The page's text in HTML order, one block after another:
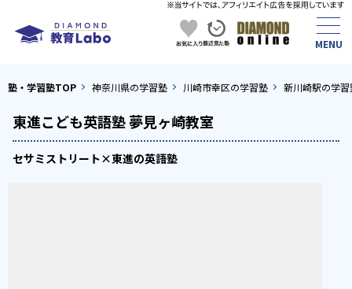
塾・学習塾TOP 神奈川県の学習塾 川崎市幸区の学習塾 新川崎駅の学習
東進こども英語塾 夢見ヶ崎教室
セサミストリート×東進の英語塾